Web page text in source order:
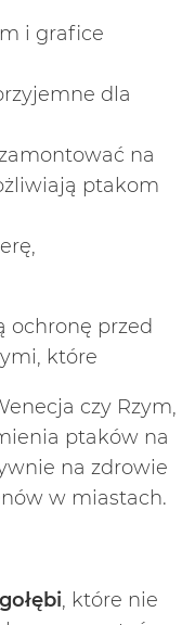
i grafice
dla
na
ptakom
ochronę przed
które
czy Rzym,
ptaków na
na zdrowie
w miastach.
, które nie